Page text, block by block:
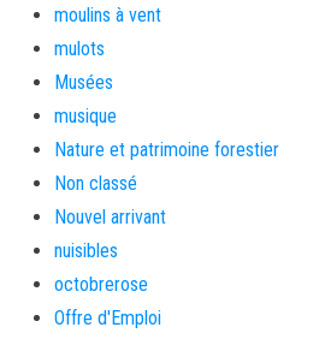
moulins à vent
mulots
Musées
musique
Nature et patrimoine forestier
Non classé
Nouvel arrivant
nuisibles
octobrerose
Offre d'Emploi